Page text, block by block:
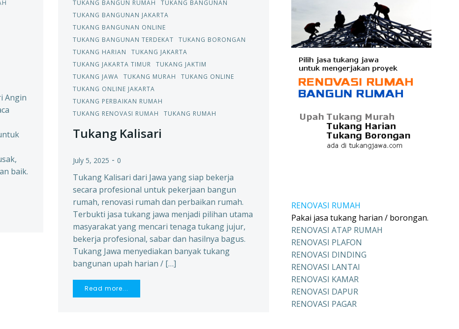
Angin
baik.
TUKANG BANGUN RUMAH
TUKANG BANGUNAN
TUKANG BANGUNAN JAKARTA
TUKANG BANGUNAN ONLINE
TUKANG BANGUNAN TERDEKAT
TUKANG BORONGAN
TUKANG HARIAN
TUKANG JAKARTA
TUKANG JAKARTA TIMUR
TUKANG JAKTIM
TUKANG JAWA
TUKANG MURAH
TUKANG ONLINE
TUKANG ONLINE JAKARTA
TUKANG PERBAIKAN RUMAH
TUKANG RENOVASI RUMAH
TUKANG RUMAH
Tukang Kalisari
July 5, 2025 - 0
Tukang Kalisari dari Jawa yang siap bekerja
secara profesional untuk pekerjaan bangun
rumah, renovasi rumah dan perbaikan rumah.
Terbukti jasa tukang jawa menjadi pilihan utama
masyarakat yang mencari tenaga tukang jujur,
bekerja profesional, sabar dan hasilnya bagus.
Tukang Jawa menyediakan banyak tukang
bangunan upah harian / […]
Read more...
RENOVASI RUMAH
Pakai jasa tukang harian / borongan.
RENOVASI ATAP RUMAH
RENOVASI PLAFON
RENOVASI DINDING
RENOVASI LANTAI
RENOVASI KAMAR
RENOVASI DAPUR
RENOVASI PAGAR